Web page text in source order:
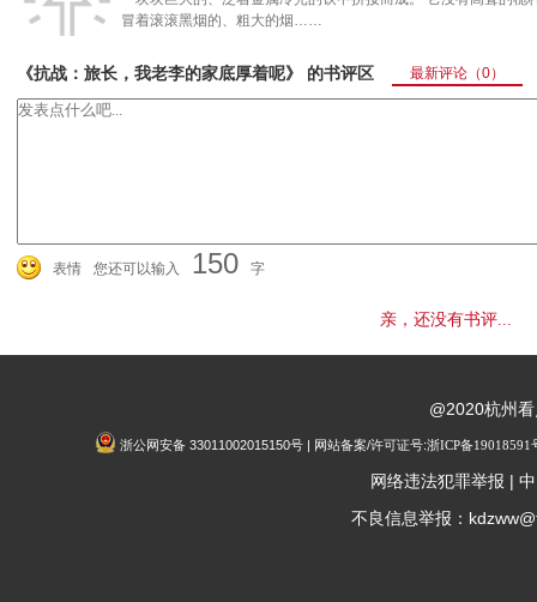
冒着滚滚黑烟的、粗大的烟……
《抗战：旅长，我老李的家底厚着呢》 的书评区 最新评论 （0）
表情 您还可以输入 150 字
亲，还没有书评...
@2020杭州
浙公网安备 33011002015150号 | 网站备案/许可证号:浙ICP备19018591
网络违法犯罪举报 |
不良信息举报：